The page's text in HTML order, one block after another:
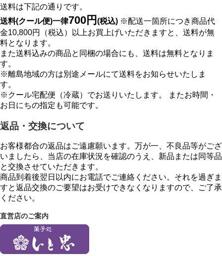
送料は下記の通りです。
送料(クール便)一律700円 (税込) ※配送一箇所につき商品代
金10,800円（税込）以上お買上げいただきますと、送料が無
料となります。
また送料込みの商品と同梱の場合にも、送料は無料となりま
す。
※離島地域の方は別途メールにて送料をお知らせいたしま
す。
※クール宅配便（冷蔵）でお送りいたします。 またお時間・
お日にちの指定も可能です。
返品・交換について
お客様都合の返品はご遠慮願います。万が一、不良品等がござ
いましたら、当店の在庫状況を確認のうえ、新品または同等品
と交換させていただきます。
商品到着後翌日以内にお電話でご連絡ください。それを過ぎま
すと返品交換のご要望はお受けできなくなりますので、ご了承
ください。
直営店のご案内